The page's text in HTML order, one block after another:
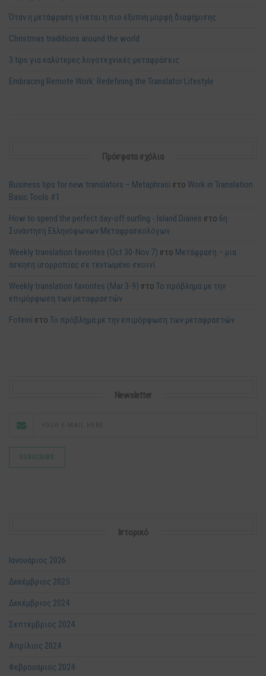
Όταν η μετάφραση γίνεται η πιο έξυπνη μορφή διαφήμισης
Christmas traditions around the world
3 tips για καλύτερες λογοτεχνικές μεταφράσεις
Embracing Remote Work: Redefining the Translator Lifestyle
Πρόσφατα σχόλια
Business tips for new translators – Metaphrasi στο Work in Translation
Basic Tools #1
How to spend the perfect day-off surfing - Island Diaries στο 6η
Συνάντηση Ελληνόφωνων Μεταφρασεολόγων
Weekly translation favorites (Oct 30-Nov 7) στο Μετάφραση – μια
άσκηση ισορροπίας σε τεντωμένο σκοινί
Weekly translation favorites (Mar 3-9) στο Το πρόβλημα με την
επιμόρφωση των μεταφραστών
Foteini στο Το πρόβλημα με την επιμόρφωση των μεταφραστών
Newsletter
Ιστορικό
Ιανουάριος 2026
Δεκέμβριος 2025
Δεκέμβριος 2024
Σεπτέμβριος 2024
Απρίλιος 2024
Φεβρουάριος 2024